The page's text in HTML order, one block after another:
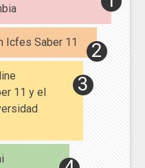
Icfes Saber 11
11 y el